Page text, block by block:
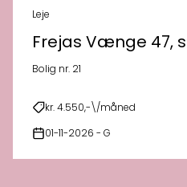
Leje
Frejas Vænge 47,
Bolig nr. 21
kr. 4.550,-\/måned
01-11-2026 - G